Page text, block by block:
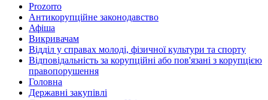
Prozorro
Антикорупційне законодавство
Афіша
Викривачам
Відділ у справах молоді, фізичної культури та спорту
Відповідальність за корупційні або пов'язані з корупцією
правопорушення
Головна
Державні закупівлі